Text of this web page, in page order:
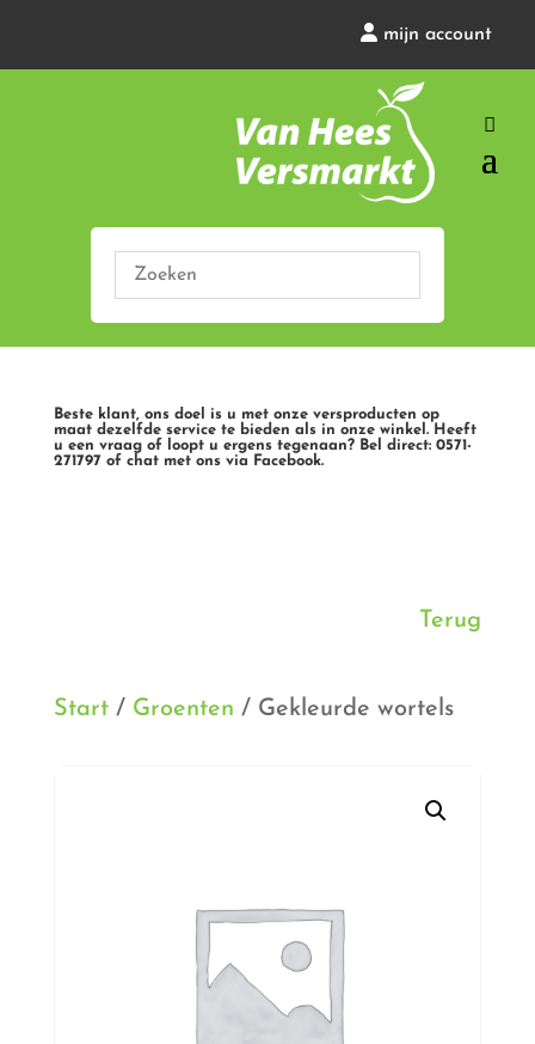
mijn account
Beste klant, ons doel is u met onze versproducten op
maat dezelfde service te bieden als in onze winkel. Heeft
u een vraag of loopt u ergens tegenaan? Bel direct: 0571-
271797 of chat met ons via Facebook.
Terug
Start/ Groenten / Gekleurde wortels